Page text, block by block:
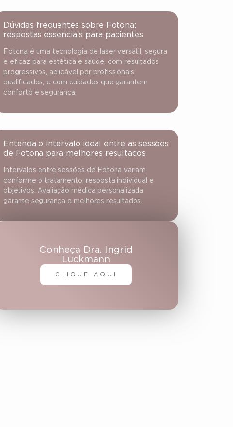
Dúvidas frequentes sobre Fotona:
respostas essenciais para pacientes
Fotona é uma tecnologia de laser versátil, segura
e eficaz para estética e saúde, com resultados
progressivos, aplicável por profissionais
qualificados, e com cuidados que garantem
conforto e segurança.
Entenda o intervalo ideal entre as sessões
de Fotona para melhores resultados
Intervalos entre sessões de Fotona variam
conforme o tratamento, resposta individual e
objetivos. Avaliação médica personalizada
garante segurança e melhores resultados.
Conheça Dra. Ingrid
Luckmann
CLIQUE AQUI